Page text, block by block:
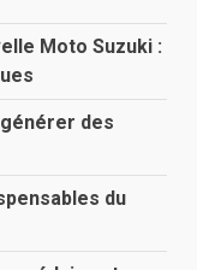
Moto Suzuki :
des
du